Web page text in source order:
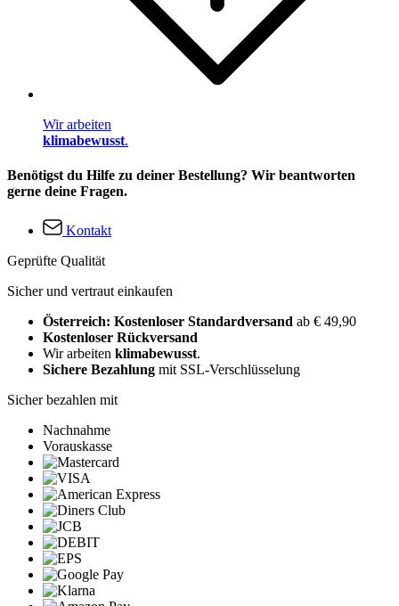
Wir arbeiten
klimabewusst.
Benötigst du Hilfe zu deiner Bestellung? Wir beantworten
gerne deine Fragen.
Kontakt
Geprüfte Qualität
Sicher und vertraut einkaufen
Österreich: Kostenloser Standardversand ab € 49,90
Kostenloser Rückversand
Wir arbeiten klimabewusst.
Sichere Bezahlung mit SSL-Verschlüsselung
Sicher bezahlen mit
Nachnahme
Vorauskasse